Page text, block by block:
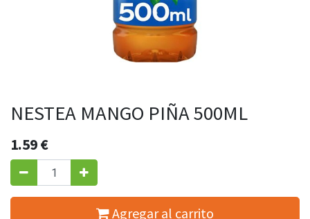
NESTEA MANGO PIÑA 500ML
1.59€
Agregar al carrito